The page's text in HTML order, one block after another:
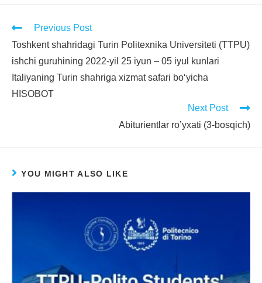
Previous Post
Toshkent shahridagi Turin Politexnika Universiteti (TTPU)
ishchi guruhining 2022-yil 25 iyun – 05 iyul kunlari
Italiyaning Turin shahriga xizmat safari bo‘yicha
HISOBOT
Next Post
Abiturientlar ro’yxati (3-bosqich)
YOU MIGHT ALSO LIKE